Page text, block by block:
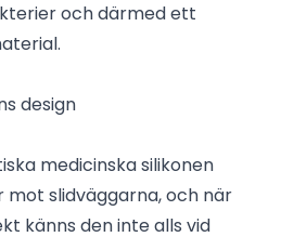
och därmed ett
design
medicinska silikonen
slidväggarna, och när
känns den inte alls vid